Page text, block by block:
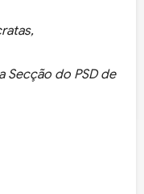
Secção do PSD de